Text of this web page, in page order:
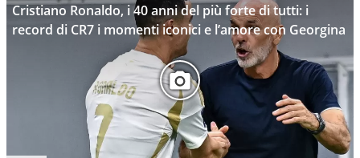
Cristiano Ronaldo, i 40 anni del più forte di tutti: i
record di CR7 i momenti iconici e l’amore con Georgina